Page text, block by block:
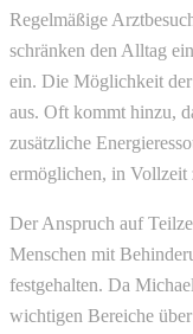
Regelmäßige
schränken den Alltag
ein. Die Möglichkeit
aus. Oft kommt hinzu,
zusätzliche
ermöglichen, in Vollzeit
Der Anspruch auf
Menschen mit
festgehalten. Da
wichtigen Bereiche